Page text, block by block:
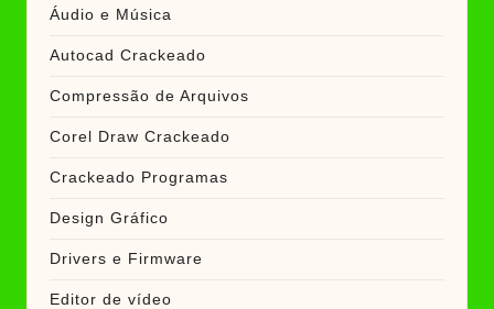
Áudio e Música
Autocad Crackeado
Compressão de Arquivos
Corel Draw Crackeado
Crackeado Programas
Design Gráfico
Drivers e Firmware
Editor de vídeo